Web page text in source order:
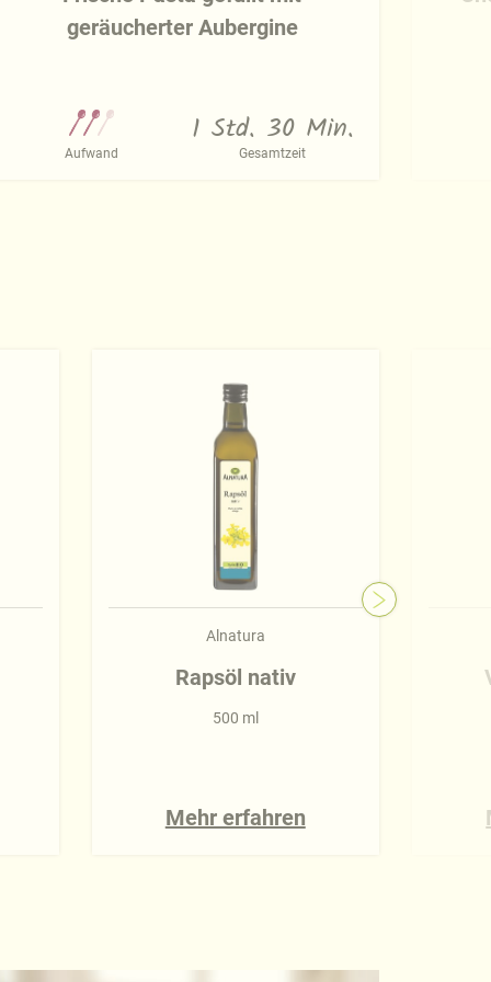
geräucherter Aubergine
Aufwand
1 Std. 30 Min.
Gesamtzeit
Alnatura
Rapsöl nativ
500 ml
Mehr erfahren